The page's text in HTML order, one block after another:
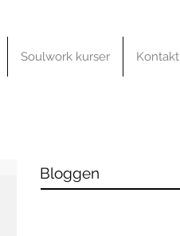
Soulwork kurser Kontakt
Bloggen